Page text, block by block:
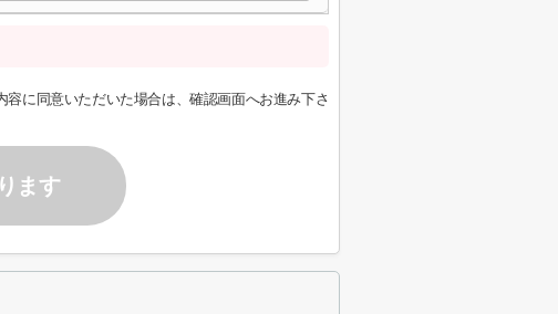
容に同意いただいた場合は、確認画面へお進み下さ
ます